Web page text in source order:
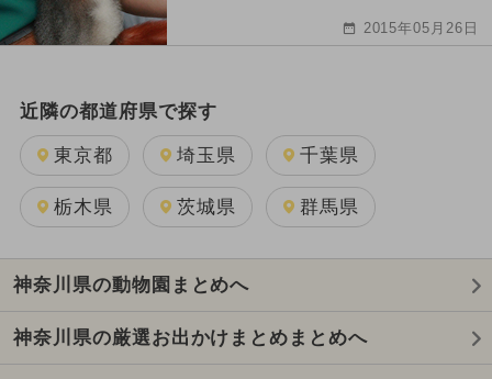
2015年05月26日
近隣の都道府県で探す
東京都 埼玉県 千葉県
栃木県 茨城県 群馬県
神奈川県の動物園まとめへ
神奈川県の厳選お出かけまとめまとめへ